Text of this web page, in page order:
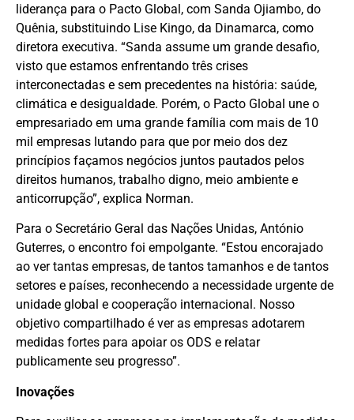
liderança para o Pacto Global, com Sanda Ojiambo, do
Quênia, substituindo Lise Kingo, da Dinamarca, como
diretora executiva. “Sanda assume um grande desafio,
visto que estamos enfrentando três crises
interconectadas e sem precedentes na história: saúde,
climática e desigualdade. Porém, o Pacto Global une o
empresariado em uma grande família com mais de 10
mil empresas lutando para que por meio dos dez
princípios façamos negócios juntos pautados pelos
direitos humanos, trabalho digno, meio ambiente e
anticorrupção”, explica Norman.
Para o Secretário Geral das Nações Unidas, António
Guterres, o encontro foi empolgante. “Estou encorajado
ao ver tantas empresas, de tantos tamanhos e de tantos
setores e países, reconhecendo a necessidade urgente de
unidade global e cooperação internacional. Nosso
objetivo compartilhado é ver as empresas adotarem
medidas fortes para apoiar os ODS e relatar
publicamente seu progresso”.
Inovações